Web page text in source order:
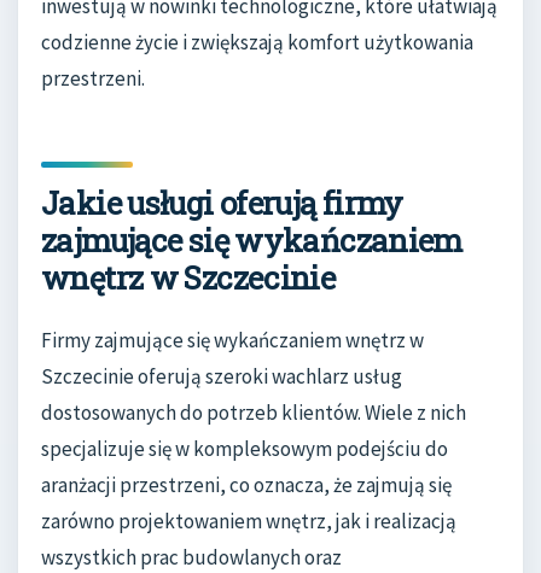
inwestują w nowinki technologiczne, które ułatwiają
codzienne życie i zwiększają komfort użytkowania
przestrzeni.
Jakie usługi oferują firmy
zajmujące się wykańczaniem
wnętrz w Szczecinie
Firmy zajmujące się wykańczaniem wnętrz w
Szczecinie oferują szeroki wachlarz usług
dostosowanych do potrzeb klientów. Wiele z nich
specjalizuje się w kompleksowym podejściu do
aranżacji przestrzeni, co oznacza, że zajmują się
zarówno projektowaniem wnętrz, jak i realizacją
wszystkich prac budowlanych oraz